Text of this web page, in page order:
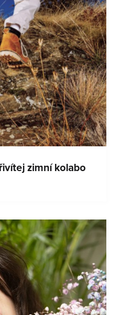
zimní kolabo